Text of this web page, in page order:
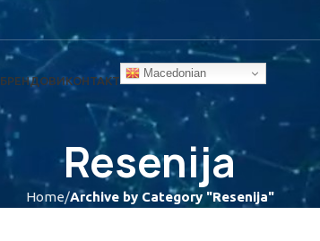
БРЕНДОВИКОНТАКТ
Macedonian
Resenija
Home Archive by Category "Resenija"